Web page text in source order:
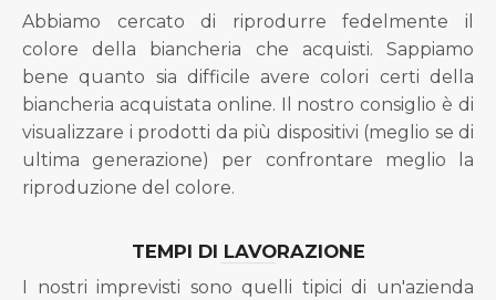
Abbiamo cercato di riprodurre fedelmente il
colore della biancheria che acquisti. Sappiamo
bene quanto sia difficile avere colori certi della
biancheria acquistata online. Il nostro consiglio è di
visualizzare i prodotti da più dispositivi (meglio se di
ultima generazione) per confrontare meglio la
riproduzione del colore.
TEMPI DI LAVORAZIONE
I nostri imprevisti sono quelli tipici di un'azienda